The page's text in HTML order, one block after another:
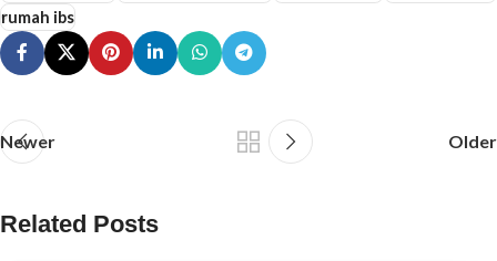
rumah ibs
Newer Older
Related Posts